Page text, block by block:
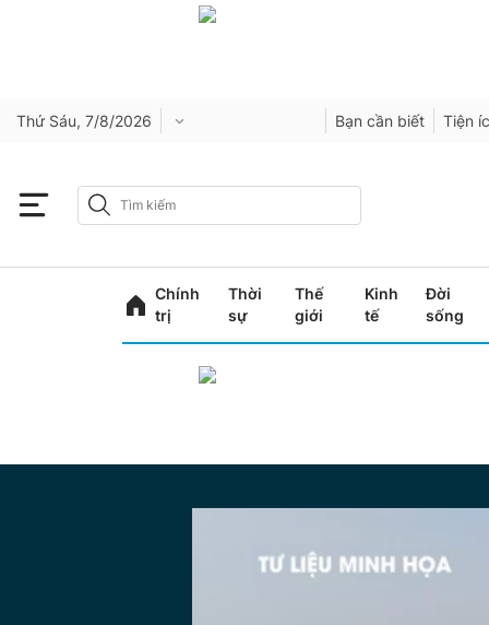
Thứ Sáu, 7/8/2026 Bạn cần biết Tiện
Chính
trị
Thời
sự
Thế
giới
Kinh
tế
Đời
sống